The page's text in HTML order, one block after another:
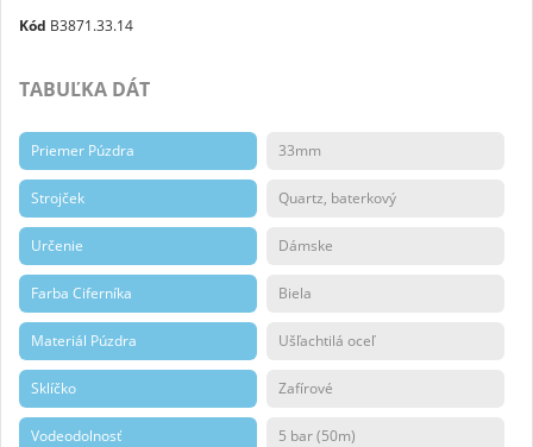
Kód B3871.33.14
TABUĽKA DÁT
Priemer Púzdra 33mm
Strojček Quartz, baterkový
Určenie Dámske
Farba Ciferníka Biela
Materiál Púzdra Ušľachtilá oceľ
Sklíčko Zafírové
Vodeodolnosť 5 bar (50m)